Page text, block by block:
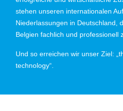
stehen unseren internationalen
Niederlassungen in Deutschland,
Belgien fachlich und professionell
Und so erreichen wir unser Ziel:
technology“.